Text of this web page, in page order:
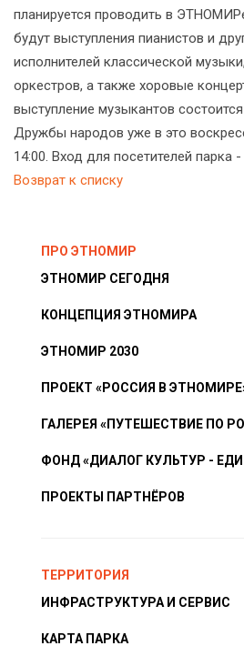
планируется проводить в
будут выступления пианистов и
исполнителей классической
оркестров, а также хоровые
выступление музыкантов
Дружбы народов уже в это
14:00. Вход для посетителей парка
Возврат к списку
ПРО ЭТНОМИР
ЭТНОМИР СЕГОДНЯ
КОНЦЕПЦИЯ ЭТНОМИРА
ЭТНОМИР 2030
ПРОЕКТ «РОССИЯ В
ГАЛЕРЕЯ «ПУТЕШЕСТВИЕ ПО
ФОНД «ДИАЛОГ КУЛЬТУР -
ПРОЕКТЫ ПАРТНЁРОВ
ТЕРРИТОРИЯ
ИНФРАСТРУКТУРА И СЕРВИС
КАРТА ПАРКА